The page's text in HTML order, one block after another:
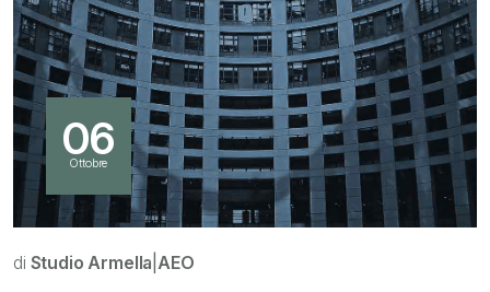
06
Ottobre
di Studio Armella |AEO